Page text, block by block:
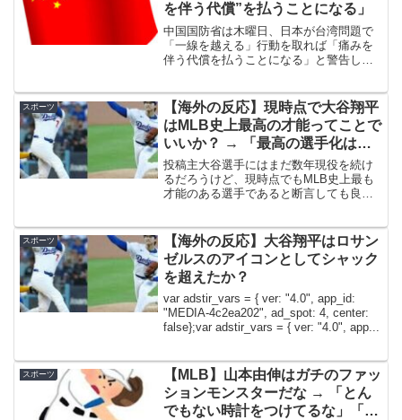
を伴う代償”を払うことになる」
中国国防省は木曜日、日本が台湾問題で
「一線を越える」行動を取れば「痛みを
伴う代償を払うことになる」と警告し
めていることへの回答だ。今回の発言
は、近年で最悪とも言える...
スポーツ
【海外の反応】現時点で大谷翔平
はMLB史上最高の才能ってことで
いいか？ → 「最高の選手化は議
論になるかもしれないが才能は間
違いなく史上最高」「ボンズも捨
てがたい」
投稿主大谷選手にはまだ数年現役を続け
るだろうけど、現時点でもMLB史上最も
才能のある選手であると断言しても良い
スポーツ
【海外の反応】大谷翔平はロサン
ゼルスのアイコンとしてシャック
を超えたか？
var adstir_vars = { ver: "4.0", app_id:
"MEDIA-4c2ea202", ad_spot: 4, center:
false};var adstir_vars = { ver: "4.0", app...
スポーツ
【MLB】山本由伸はガチのファッ
ションモンスターだな → 「とん
でもない時計をつけてるな」「大